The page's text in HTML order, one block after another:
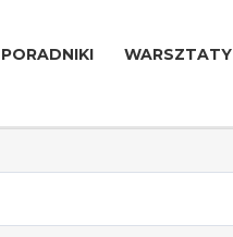
PORADNIKI WARSZTATY